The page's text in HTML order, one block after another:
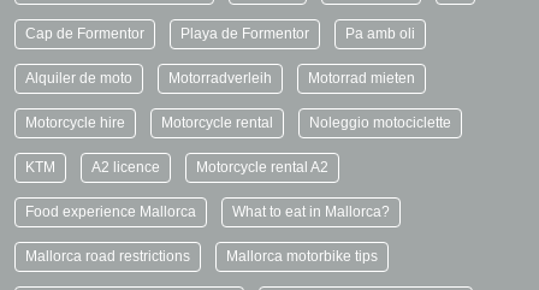
Cap de Formentor Playa de Formentor Pa amb oli
Alquiler de moto Motorradverleih Motorrad mieten
Motorcycle hire Motorcycle rental Noleggio motociclette
KTM A2 licence Motorcycle rental A2
Food experience Mallorca What to eat in Mallorca?
Mallorca road restrictions Mallorca motorbike tips